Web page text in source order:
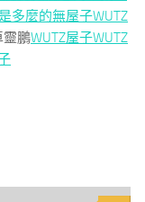
多麼的無屋子WUTZ
靈鵬WUTZ屋子WUTZ